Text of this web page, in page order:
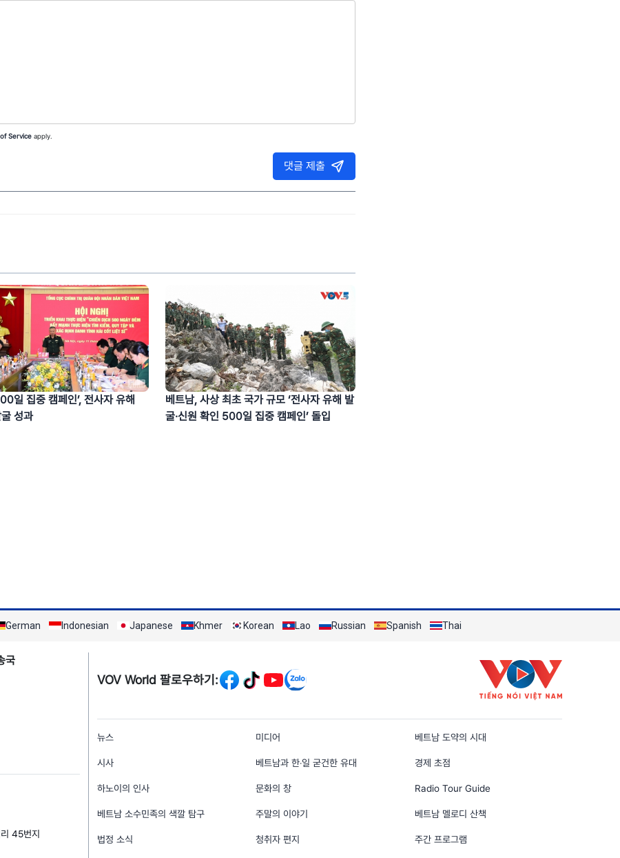
Service apply.
댓글 제출
일 집중 캠페인’, 전사자 유해
성과
베트남, 사상 최초 국가 규모 ‘전사자 유해 발
굴·신원 확인 500일 집중 캠페인’ 돌입
German Indonesian Japanese Khmer Korean Lao Russian Spanish Thai
국
45번지
VOV World 팔로우하기:
menu footer tiếng Hàn
뉴스 미디어 베트남 도약의 시대
시사 베트남과 한‧일 굳건한 유대 경제 초점
하노이의 인사 문화의 창 Radio Tour Guide
베트남 소수민족의 색깔 탐구 주말의 이야기 베트남 멜로디 산책
법정 소식 청취자 편지 주간 프로그램